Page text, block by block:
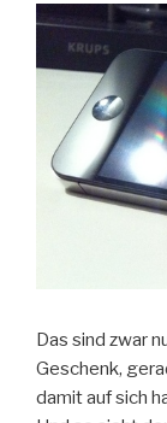
Das sind zwar
Geschenk,
damit auf sich